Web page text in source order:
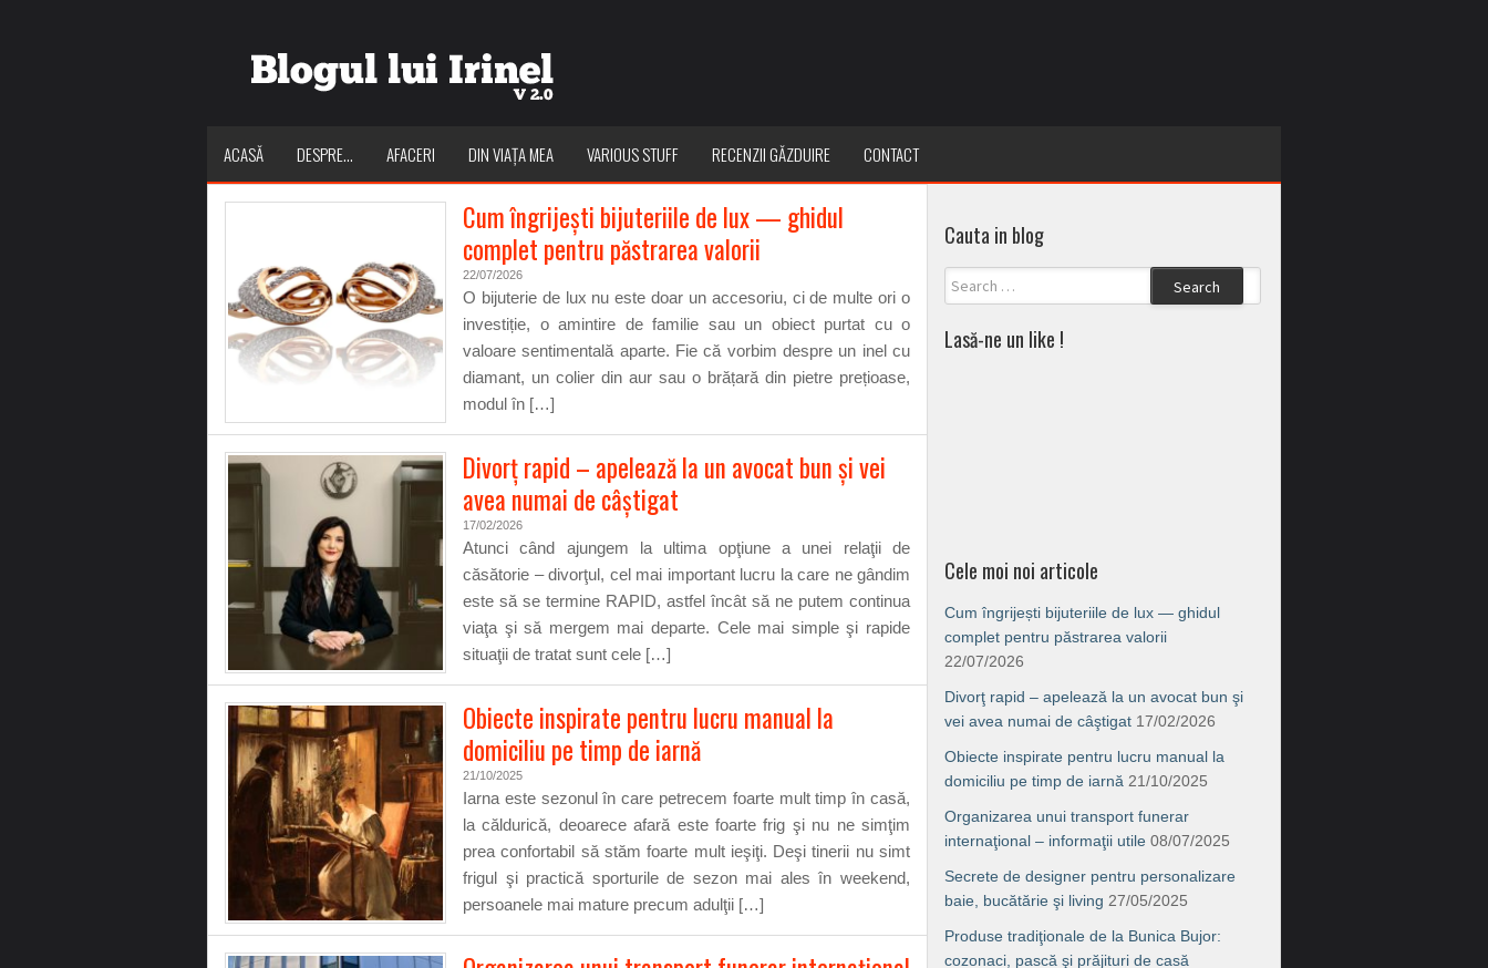
ACASĂ DESPRE… AFACERI DIN VIAȚA MEA VARIOUS STUFF RECENZII GĂZDUIRE CONTACT
Cum îngrijești bijuteriile de lux — ghidul
complet pentru păstrarea valorii
22/07/2026
O bijuterie de lux nu este doar un accesoriu, ci de multe ori o
investiție, o amintire de familie sau un obiect purtat cu o
valoare sentimentală aparte. Fie că vorbim despre un inel cu
diamant, un colier din aur sau o brățară din pietre prețioase,
modul în […]
Divorţ rapid – apelează la un avocat bun şi vei
avea numai de câştigat
17/02/2026
Atunci când ajungem la ultima opţiune a unei relaţii de
căsătorie – divorţul, cel mai important lucru la care ne gândim
este să se termine RAPID, astfel încât să ne putem continua
viaţa şi să mergem mai departe. Cele mai simple şi rapide
situaţii de tratat sunt cele […]
Obiecte inspirate pentru lucru manual la
domiciliu pe timp de iarnă
21/10/2025
Iarna este sezonul în care petrecem foarte mult timp în casă,
la căldurică, deoarece afară este foarte frig şi nu ne simţim
prea confortabil să stăm foarte mult ieşiţi. Deşi tinerii nu simt
frigul şi practică sporturile de sezon mai ales în weekend,
persoanele mai mature precum adulţii […]
Cauta in blog
Search
Lasă-ne un like !
Cele moi noi articole
Cum îngrijești bijuteriile de lux — ghidul
complet pentru păstrarea valorii
22/07/2026
Divorţ rapid – apelează la un avocat bun şi
vei avea numai de câştigat 17/02/2026
Obiecte inspirate pentru lucru manual la
domiciliu pe timp de iarnă 21/10/2025
Organizarea unui transport funerar
internaţional – informaţii utile 08/07/2025
Secrete de designer pentru personalizare
baie, bucătărie şi living 27/05/2025
Produse tradiţionale de la Bunica Bujor:
cozonaci, pască şi prăjituri de casă